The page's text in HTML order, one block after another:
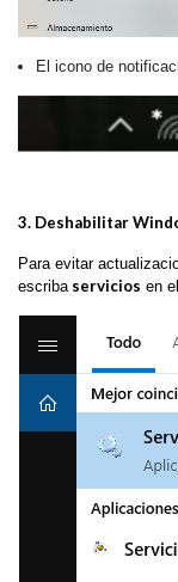
El icono de
3. Deshabilitar
Para evitar
escriba servicios en